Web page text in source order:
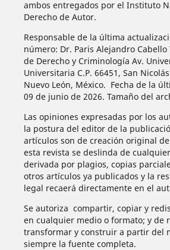
ambos entregados por el Instituto
Derecho de Autor.
Responsable de la última
número: Dr. Paris Alejandro
de Derecho y Criminología Av.
Universitaria C.P. 66451, San
Nuevo León, México. Fecha de la
09 de junio de 2026. Tamaño del
Las opiniones expresadas por los
la postura del editor de la
artículos son de creación original
esta revista se deslinda de
derivada por plagios, copias
otros artículos ya publicados y la
legal recaerá directamente en el
Se autoriza compartir, copiar y
en cualquier medio o formato; y de
transformar y construir a partir del
siempre la fuente completa.